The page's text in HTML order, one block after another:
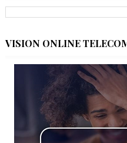
VISION ONLINE